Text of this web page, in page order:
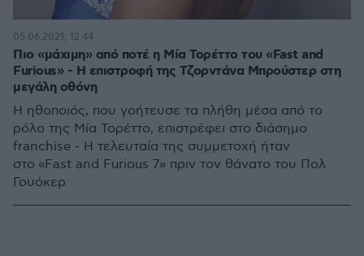
Πιο «μάχιμη» από ποτέ η Μία Τορέττο του «Fast and
Furious» - Η επιστροφή της Τζορντάνα Μπρούστερ στη
μεγάλη οθόνη
Η ηθοποιός, που γοήτευσε τα πλήθη μέσα από το
ρόλο της Μία Τορέττο, επιστρέφει στο διάσημο
franchise - Η τελευταία της συμμετοχή ήταν
στο «Fast and Furious 7» πριν τον θάνατο του Πολ
Γουόκερ
05.06.2021, 12:44